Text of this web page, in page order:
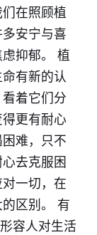
在照顾植
安宁与喜
抑郁。 植
有新的认
着它们分
更有耐心
难，只不
去克服困
一切，在
区别。 有
容人对生活